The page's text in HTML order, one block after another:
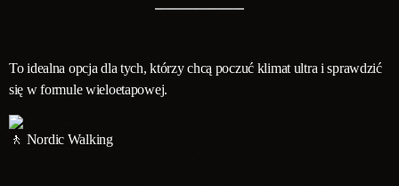
To idealna opcja dla tych, którzy chcą poczuć klimat ultra i sprawdzić
się w formule wieloetapowej.
Nordic Walking